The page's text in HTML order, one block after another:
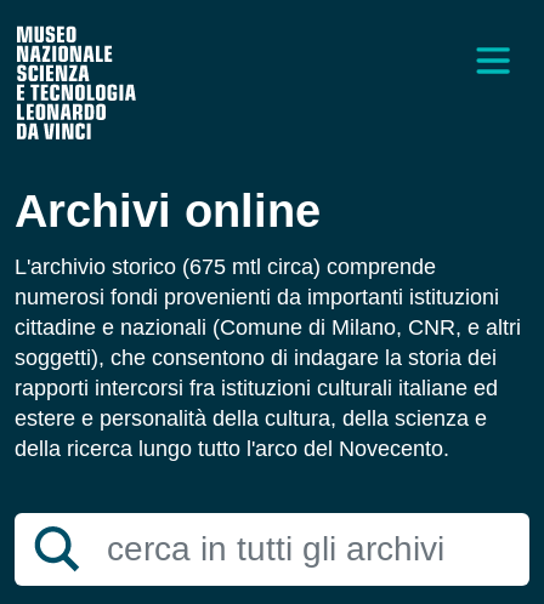
Archivi online
L'archivio storico (675 mtl circa) comprende
numerosi fondi provenienti da importanti istituzioni
cittadine e nazionali (Comune di Milano, CNR, e altri
soggetti), che consentono di indagare la storia dei
rapporti intercorsi fra istituzioni culturali italiane ed
estere e personalità della cultura, della scienza e
della ricerca lungo tutto l'arco del Novecento.